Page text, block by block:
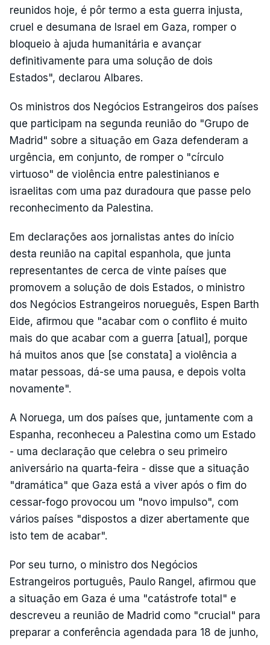
reunidos hoje, é pôr termo a esta guerra injusta,
cruel e desumana de Israel em Gaza, romper o
bloqueio à ajuda humanitária e avançar
definitivamente para uma solução de dois
Estados", declarou Albares.
Os ministros dos Negócios Estrangeiros dos países
que participam na segunda reunião do "Grupo de
Madrid" sobre a situação em Gaza defenderam a
urgência, em conjunto, de romper o "círculo
virtuoso" de violência entre palestinianos e
israelitas com uma paz duradoura que passe pelo
reconhecimento da Palestina.
Em declarações aos jornalistas antes do início
desta reunião na capital espanhola, que junta
representantes de cerca de vinte países que
promovem a solução de dois Estados, o ministro
dos Negócios Estrangeiros norueguês, Espen Barth
Eide, afirmou que "acabar com o conflito é muito
mais do que acabar com a guerra [atual], porque
há muitos anos que [se constata] a violência a
matar pessoas, dá-se uma pausa, e depois volta
novamente".
A Noruega, um dos países que, juntamente com a
Espanha, reconheceu a Palestina como um Estado
- uma declaração que celebra o seu primeiro
aniversário na quarta-feira - disse que a situação
"dramática" que Gaza está a viver após o fim do
cessar-fogo provocou um "novo impulso", com
vários países "dispostos a dizer abertamente que
isto tem de acabar".
Por seu turno, o ministro dos Negócios
Estrangeiros português, Paulo Rangel, afirmou que
a situação em Gaza é uma "catástrofe total" e
descreveu a reunião de Madrid como "crucial" para
preparar a conferência agendada para 18 de junho,